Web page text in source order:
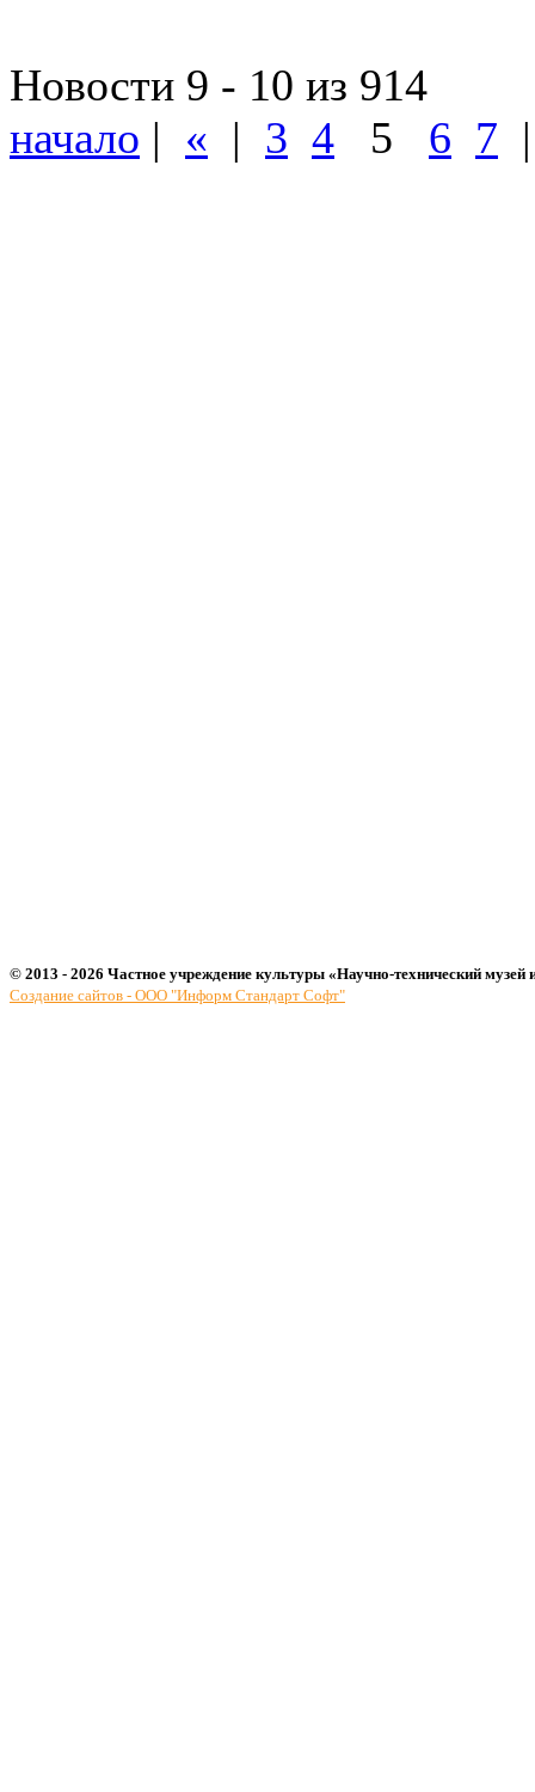
Новости 9 - 10 из 914
начало | « | 3 4 5 6 7
© 2013 - 2026 Частное учреждение культуры «Научно-технический музей
Создание сайтов - ООО "Информ Стандарт Софт"